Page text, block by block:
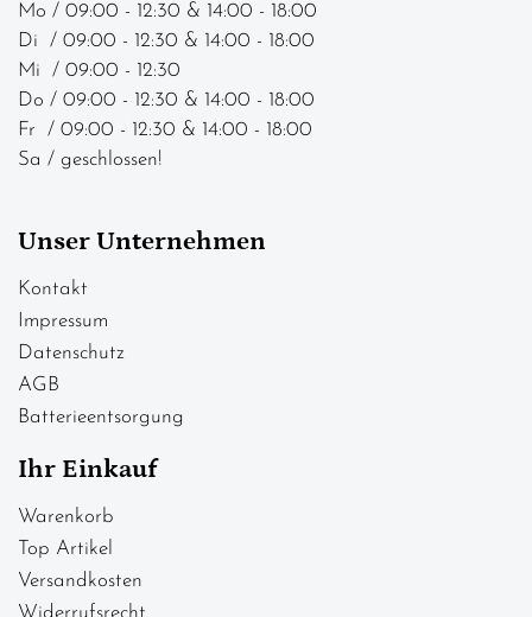
Mo / 09:00 - 12:30 & 14:00 - 18:00
Di / 09:00 - 12:30 & 14:00 - 18:00
Mi / 09:00 - 12:30
Do / 09:00 - 12:30 & 14:00 - 18:00
Fr / 09:00 - 12:30 & 14:00 - 18:00
Sa / geschlossen!
Unser Unternehmen
Kontakt
Impressum
Datenschutz
AGB
Batterieentsorgung
Ihr Einkauf
Warenkorb
Top Artikel
Versandkosten
Widerrufsrecht